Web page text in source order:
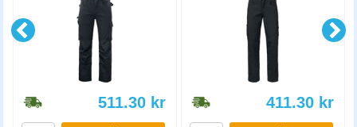
511.30 kr 411.30 kr